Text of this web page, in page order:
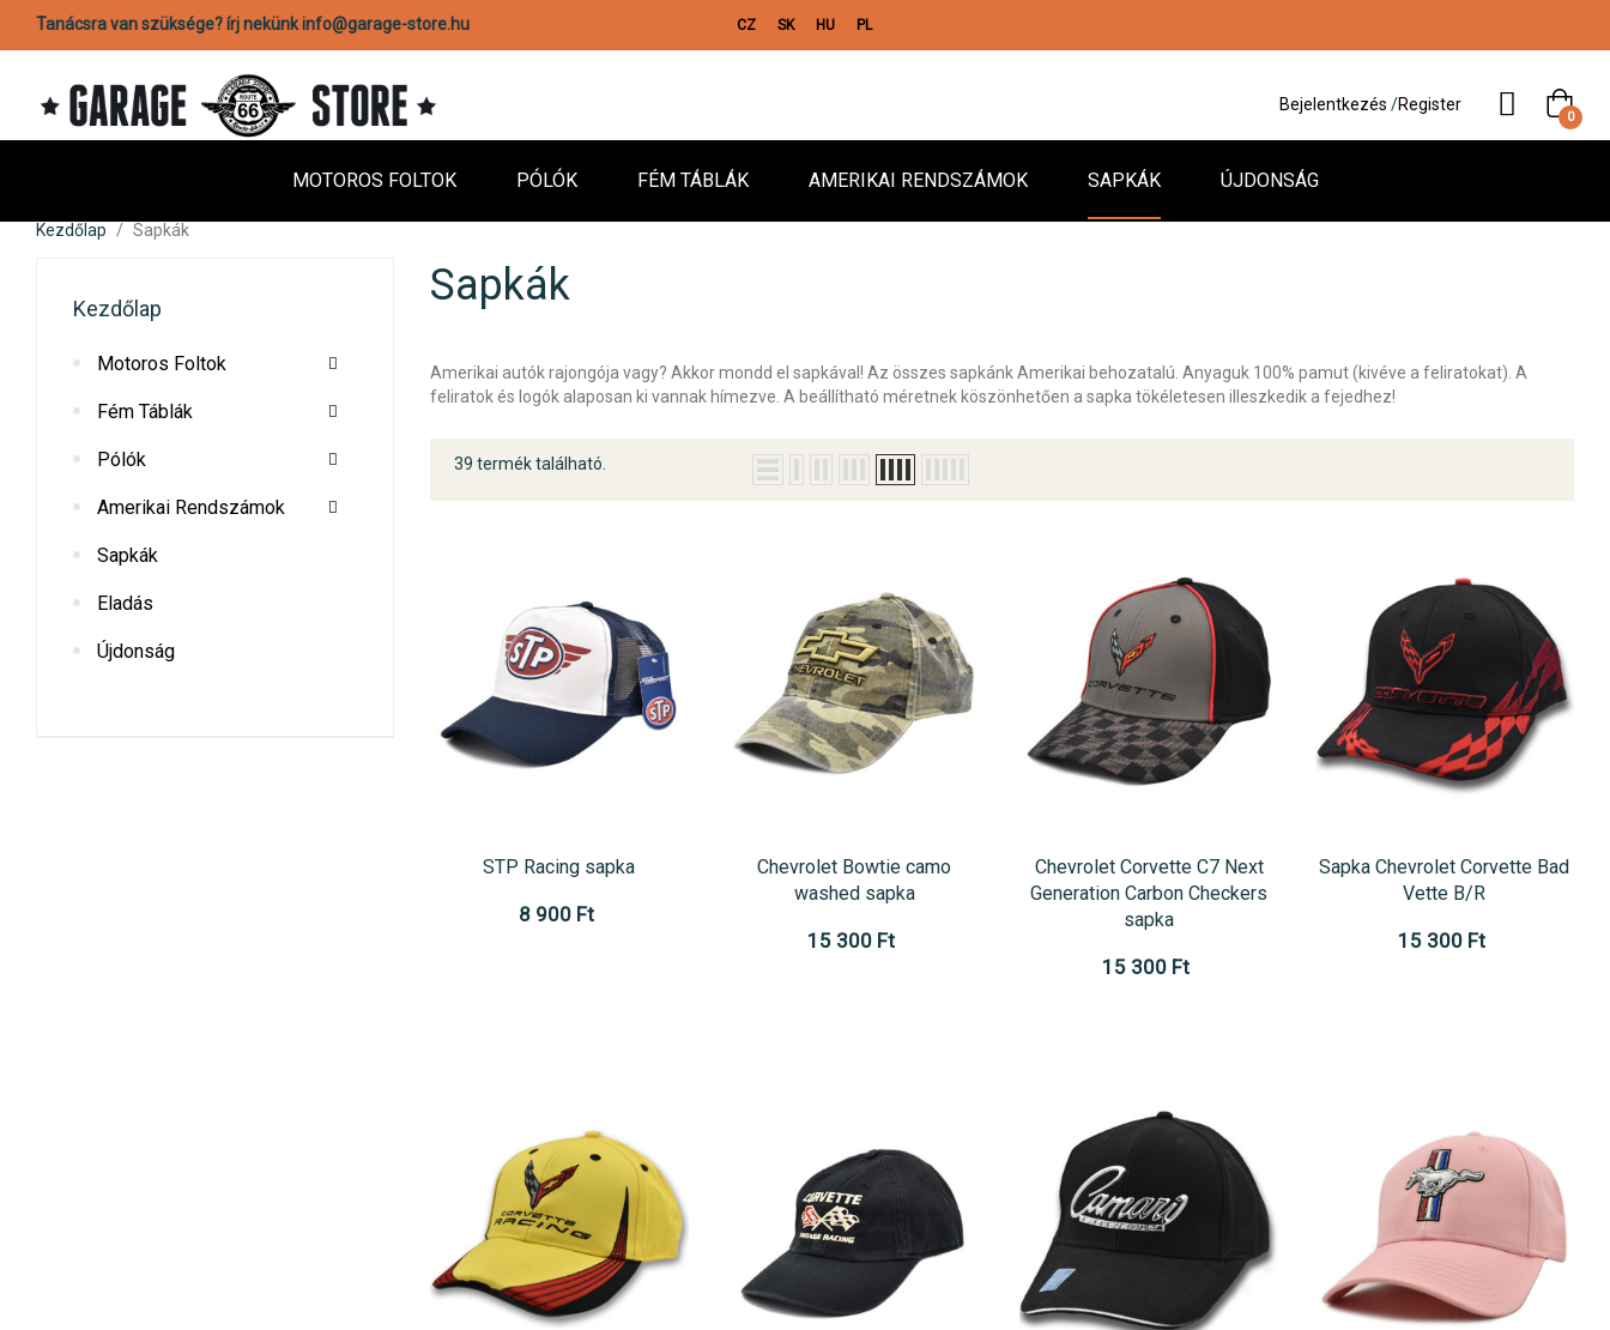
Tanácsra van szüksége? írj nekünk info@garage-store.hu CZ SK HU PL
Bejelentkezés /Register
0
MOTOROS FOLTOK PÓLÓK FÉM TÁBLÁK AMERIKAI RENDSZÁMOK SAPKÁK ÚJDONSÁG
Kezdőlap Sapkák
Kezdőlap
Motoros Foltok
Fém Táblák
Pólók
Amerikai Rendszámok
Sapkák
Eladás
Újdonság
Sapkák
Amerikai autók rajongója vagy? Akkor mondd el sapkával! Az összes sapkánk Amerikai behozatalú. Anyaguk 100% pamut (kivéve a feliratokat). A
feliratok és logók alaposan ki vannak hímezve. A beállítható méretnek köszönhetően a sapka tökéletesen illeszkedik a fejedhez!
39 termék található.
STP Racing sapka
8 900 Ft
Chevrolet Bowtie camo
washed sapka
15 300 Ft
Chevrolet Corvette C7 Next
Generation Carbon Checkers
sapka
15 300 Ft
Sapka Chevrolet Corvette Bad
Vette B/R
15 300 Ft